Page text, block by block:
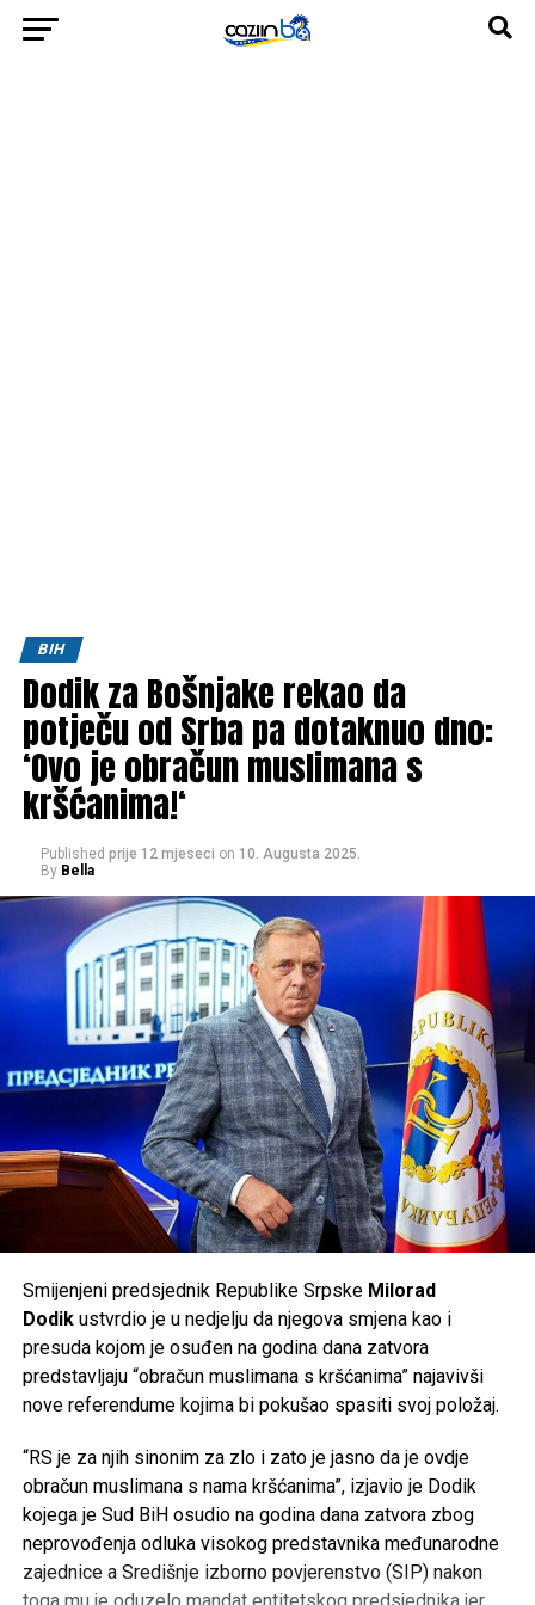
BIH
Dodik za Bošnjake rekao da
potječu od Srba pa dotaknuo dno:
‘Ovo je obračun muslimana s
kršćanima!‘
Published prije 12 mjeseci on 10. Augusta 2025.
By Bella
Smijenjeni predsjednik Republike Srpske Milorad
Dodik ustvrdio je u nedjelju da njegova smjena kao i
presuda kojom je osuđen na godina dana zatvora
predstavljaju “obračun muslimana s kršćanima” najavivši
nove referendume kojima bi pokušao spasiti svoj položaj.
“RS je za njih sinonim za zlo i zato je jasno da je ovdje
obračun muslimana s nama kršćanima”, izjavio je Dodik
kojega je Sud BiH osudio na godina dana zatvora zbog
neprovođenja odluka visokog predstavnika međunarodne
zajednice a Središnje izborno povjerenstvo (SIP) nakon
toga mu je oduzelo mandat entitetskog predsjednika jer